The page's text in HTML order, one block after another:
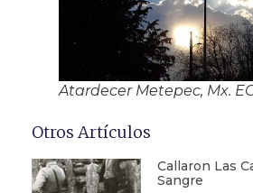
Atardecer Metepec, Mx.
Otros Artículos
Callaron Las
Sangre